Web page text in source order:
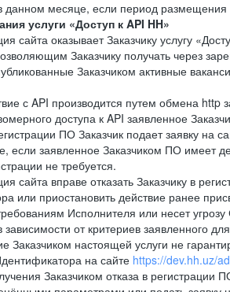
данном месяце, если период
услуги «Доступ к API HH»
сайта оказывает Заказчику услугу
Заказчику получать через
Заказчиком активные
с API производится путем обмена
доступа к API заявленное
ПО Заказчик подает заявку на
если заявленное Заказчиком ПО имеет
не требуется.
сайта вправе отказать Заказчику в
или приостановить действие ранее
Исполнителя или несет
от критериев заявленного
Заказчиком настоящей услуги не
на сайте https://dev.hh.uz/
Заказчиком отказа в регистрации